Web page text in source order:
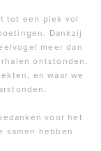
tot een plek vol
Dankzij
meer dan
ontstonden,
en waar we
voor het
samen hebben